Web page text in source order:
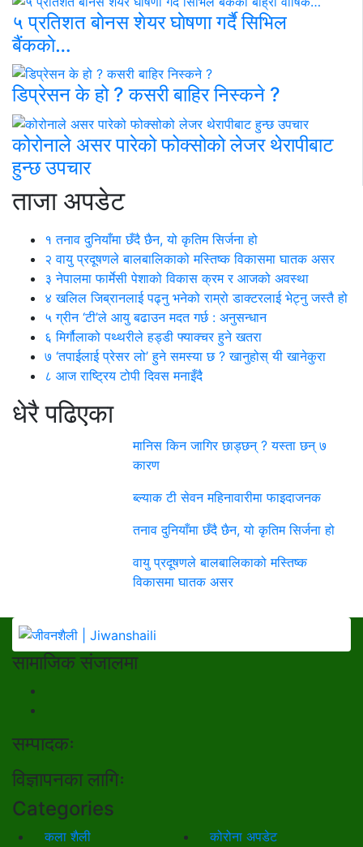
५ प्रतिशत बाेनस शेयर घाेषणा गर्दै सिभिल
बैंककाे…
डिप्रेसन के हो ? कसरी बाहिर निस्कने ?
कोरोनाले असर पारेको फोक्सोको लेजर थेरापीबाट
हुन्छ उपचार
ताजा अपडेट
१ तनाव दुनियाँमा छँदै छैन, यो कृतिम सिर्जना हो
२ वायु प्रदूषणले बालबालिकाको मस्तिष्क विकासमा घातक असर
३ नेपालमा फार्मेसी पेशाको विकास क्रम र आजको अवस्था
४ खलिल जिब्रानलाई पढ्नु भनेको राम्रो डाक्टरलाई भेट्नु जस्तै हो
५ ग्रीन ‘टी’ले आयु बढाउन मदत गर्छ : अनुसन्धान
६ मिर्गौलाको पथ्थरीले हड्डी फ्याक्चर हुने खतरा
७ ‘तपाईलाई प्रेसर लो’ हुने समस्या छ ? खानुहोस् यी खानेकुरा
८ आज राष्ट्रिय टोपी दिवस मनाइँदै
धेरै पढिएका
मानिस किन जागिर छाड्छन् ? यस्ता छन् ७
कारण
ब्ल्याक टी सेवन महिनावारीमा फाइदाजनक
तनाव दुनियाँमा छँदै छैन, यो कृतिम सिर्जना हो
वायु प्रदूषणले बालबालिकाको मस्तिष्क
विकासमा घातक असर
सामाजिक संजालमा
सम्पादकः
विज्ञापनका लागिः
Categories
कला शैली कोरोना अपडेट